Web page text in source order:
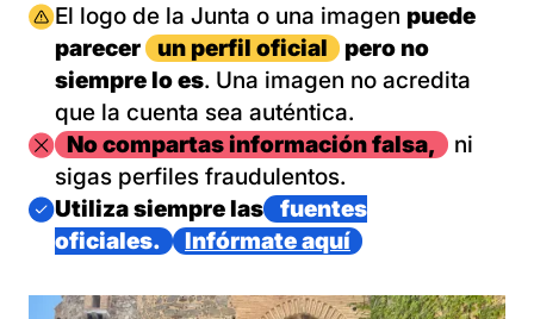
Imagen
El logo de la Junta o una imagen puede
parecer
un perfil oficial
pero no
siempre lo es. Una imagen no acredita
que la cuenta sea auténtica.
ImagenNo compartas información falsa,
ni
sigas perfiles fraudulentos.
Imagen
Utiliza siempre las
fuentes
oficiales.
Infórmate aquí